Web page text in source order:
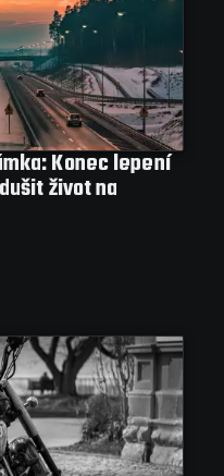
Konec lepení
život na